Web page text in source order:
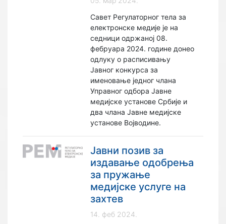
Савет Регулаторног тела за
електронске медије је на
седници одржаној 08.
фебруара 2024. године донео
одлуку о расписивању
Јавног конкурса за
именовање једног члана
Управног одбора Јавне
медијске установе Србије и
два члана Јавне медијске
установе Војводине.
Јавни позив за
издавање одобрења
за пружање
медијске услуге на
захтев
14. феб 2024.